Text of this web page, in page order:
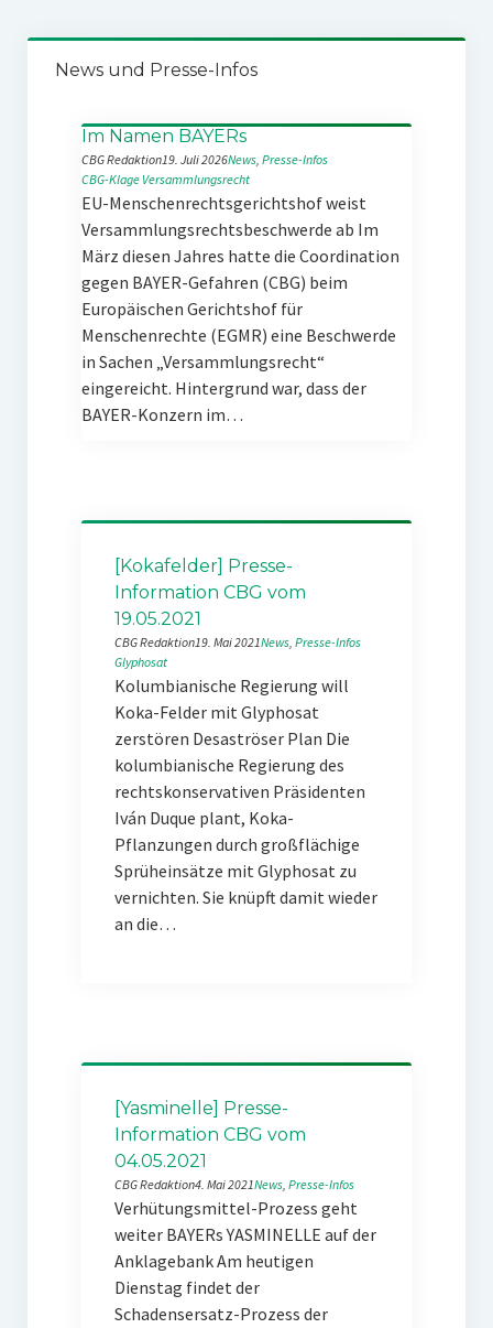
News und Presse-Infos
Im Namen BAYERs
CBG Redaktion19. Juli 2026News, Presse-Infos
CBG-Klage Versammlungsrecht
EU-Menschenrechtsgerichtshof weist
Versammlungsrechtsbeschwerde ab Im
März diesen Jahres hatte die Coordination
gegen BAYER-Gefahren (CBG) beim
Europäischen Gerichtshof für
Menschenrechte (EGMR) eine Beschwerde
in Sachen „Versammlungsrecht“
eingereicht. Hintergrund war, dass der
BAYER-Konzern im…
[Kokafelder] Presse-
Information CBG vom
19.05.2021
CBG Redaktion19. Mai 2021News, Presse-Infos
Glyphosat
Kolumbianische Regierung will
Koka-Felder mit Glyphosat
zerstören Desaströser Plan Die
kolumbianische Regierung des
rechtskonservativen Präsidenten
Iván Duque plant, Koka-
Pflanzungen durch großflächige
Sprüheinsätze mit Glyphosat zu
vernichten. Sie knüpft damit wieder
an die…
[Yasminelle] Presse-
Information CBG vom
04.05.2021
CBG Redaktion4. Mai 2021News, Presse-Infos
Verhütungsmittel-Prozess geht
weiter BAYERs YASMINELLE auf der
Anklagebank Am heutigen
Dienstag findet der
Schadensersatz-Prozess der